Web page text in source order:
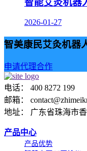
智能艾灸机器
2026-01-27
智美康民艾灸机器
申请代理合作
电话： 400 8272 199
邮箱：
地址： 广东省珠海市
产品中心
产品优势